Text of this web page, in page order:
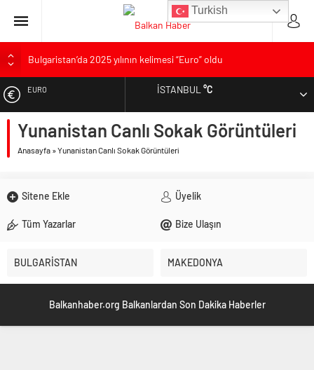
Bulgaristan’da 2025 yılının kelimesi “Euro” oldu
Bulgaristan’dan İspanya’ya destek
Bulgaristan’da hükümet kurma sürecinde son deneme
EURO
ALTIN
İSTANBUL°C
Yunanistan Canlı Sokak Görüntüleri
Anasayfa »Yunanistan Canlı Sokak Görüntüleri
Sitene Ekle Üyelik
Tüm Yazarlar Bize Ulaşın
BULGARİSTAN MAKEDONYA
Balkanhaber.org Balkanlardan Son Dakika Haberler
Turkish